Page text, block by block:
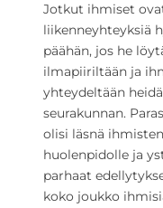
Jotkut ihmiset
liikenneyhteyksiä
päähän, jos he
ilmapiiriltään ja
yhteydeltään
seurakunnan.
olisi läsnä
huolenpidolle ja
parhaat
koko joukko